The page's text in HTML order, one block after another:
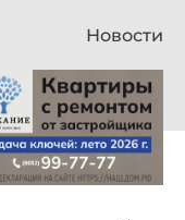
Новости